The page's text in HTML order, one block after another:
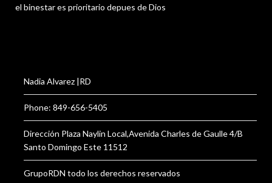
el binestar es prioritario depues de Dios
Nadia Alvarez |RD
Phone: 849-656-5405
Dirección Plaza Naylin Local,Avenida Charles de Gaulle 4/B
Santo Domingo Este 11512
GrupoRDN todo los derechos reservados